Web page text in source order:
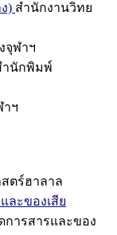
) สำนักงานวิทย
จุฬาฯ
ำนักพิมพ์
ฯ
ตร์ฮาลาล
ละของเสีย
การสารและของ